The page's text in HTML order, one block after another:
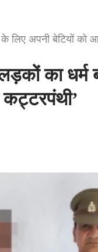
लिए अपनी बेटियों को
का धर्म